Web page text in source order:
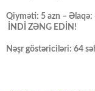
Qiyməti: 5 azn –
İNDİ ZƏNG EDİN!
Nəşr göstəriciləri: 64